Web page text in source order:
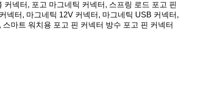
넥터, 포고 마그네틱 커넥터, 스프링 로드 포고 핀
넥터, 마그네틱 12V 커넥터, 마그네틱 USB 커넥터,
마트 워치용 포고 핀 커넥터 방수 포고 핀 커넥터